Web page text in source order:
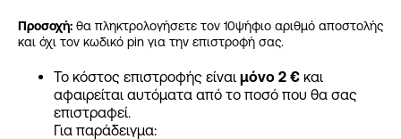
Προσοχή: θα πληκτρολογήσετε τον 10ψήφιο αριθμό αποστολής
και όχι τον κωδικό pin για την επιστροφή σας.
Το κόστος επιστροφής είναι μόνο 2 € και
αφαιρείται αυτόματα από το ποσό που θα σας
επιστραφεί.
Για παράδειγμα: